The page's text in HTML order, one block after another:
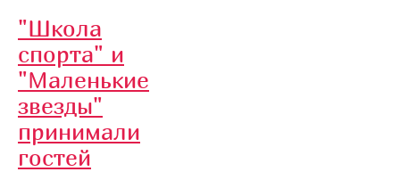
"Школа
спорта" и
"Маленькие
звезды"
принимали
гостей